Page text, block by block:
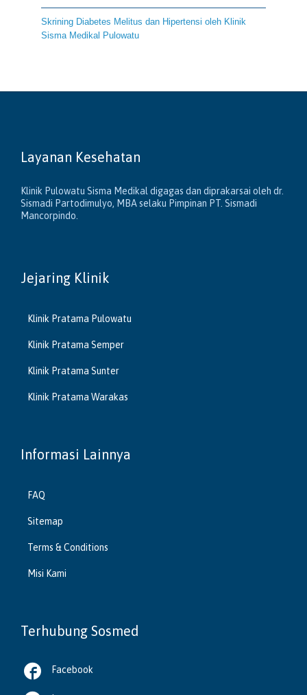
Skrining Diabetes Melitus dan Hipertensi oleh Klinik
Sisma Medikal Pulowatu
Layanan Kesehatan
Klinik Pulowatu Sisma Medikal digagas dan diprakarsai oleh dr.
Sismadi Partodimulyo, MBA selaku Pimpinan PT. Sismadi
Mancorpindo.
Jejaring Klinik
Klinik Pratama Pulowatu
Klinik Pratama Semper
Klinik Pratama Sunter
Klinik Pratama Warakas
Informasi Lainnya
FAQ
Sitemap
Terms & Conditions
Misi Kami
Terhubung Sosmed
 Facebook